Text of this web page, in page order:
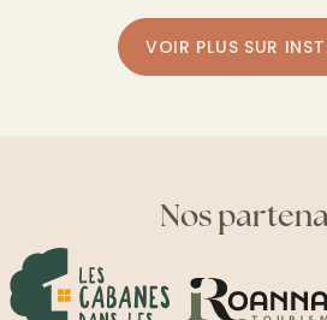
VOIR PLUS SUR
Nos